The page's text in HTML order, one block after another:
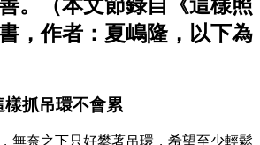
。（本文節錄自《這樣照
，作者：夏嶋隆，以下為
抓吊環不會累
無奈之下只好攀著吊環，希望至少輕鬆